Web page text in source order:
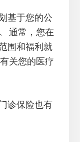
基于您的公
通常，您在
围和福利就
关您的医疗
诊保险也有